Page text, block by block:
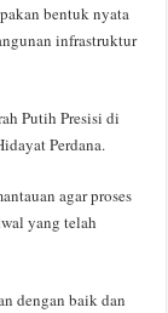
bentuk nyata
infrastruktur
Putih Presisi di
Perdana.
agar proses
yang telah
dengan baik dan